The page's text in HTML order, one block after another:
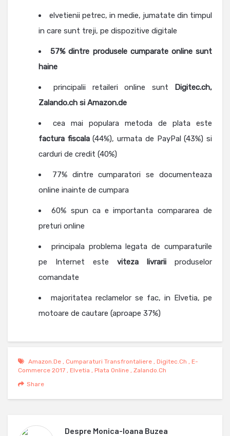
elvetienii petrec, in medie, jumatate din timpul
in care sunt treji, pe dispozitive digitale
57% dintre produsele cumparate online sunt
haine
principalii retaileri online sunt Digitec.ch,
Zalando.ch si Amazon.de
cea mai populara metoda de plata este
factura fiscala(44%), urmata de PayPal (43%) si
carduri de credit (40%)
77% dintre cumparatori se documenteaza
online inainte de cumpara
60% spun ca e importanta compararea de
preturi online
principala problema legata de cumparaturile
pe Internet este viteza livrarii produselor
comandate
majoritatea reclamelor se fac, in Elvetia, pe
motoare de cautare (aproape 37%)
Amazon.de Cumparaturi Transfrontaliere Digitec.ch
E-
Commerce 2017
Elvetia Plata Online
Zalando.ch
Share
Despre Monica-Ioana Buzea